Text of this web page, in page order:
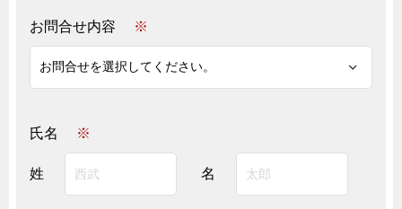
お問合せ内容 ※
氏名 ※
姓 名